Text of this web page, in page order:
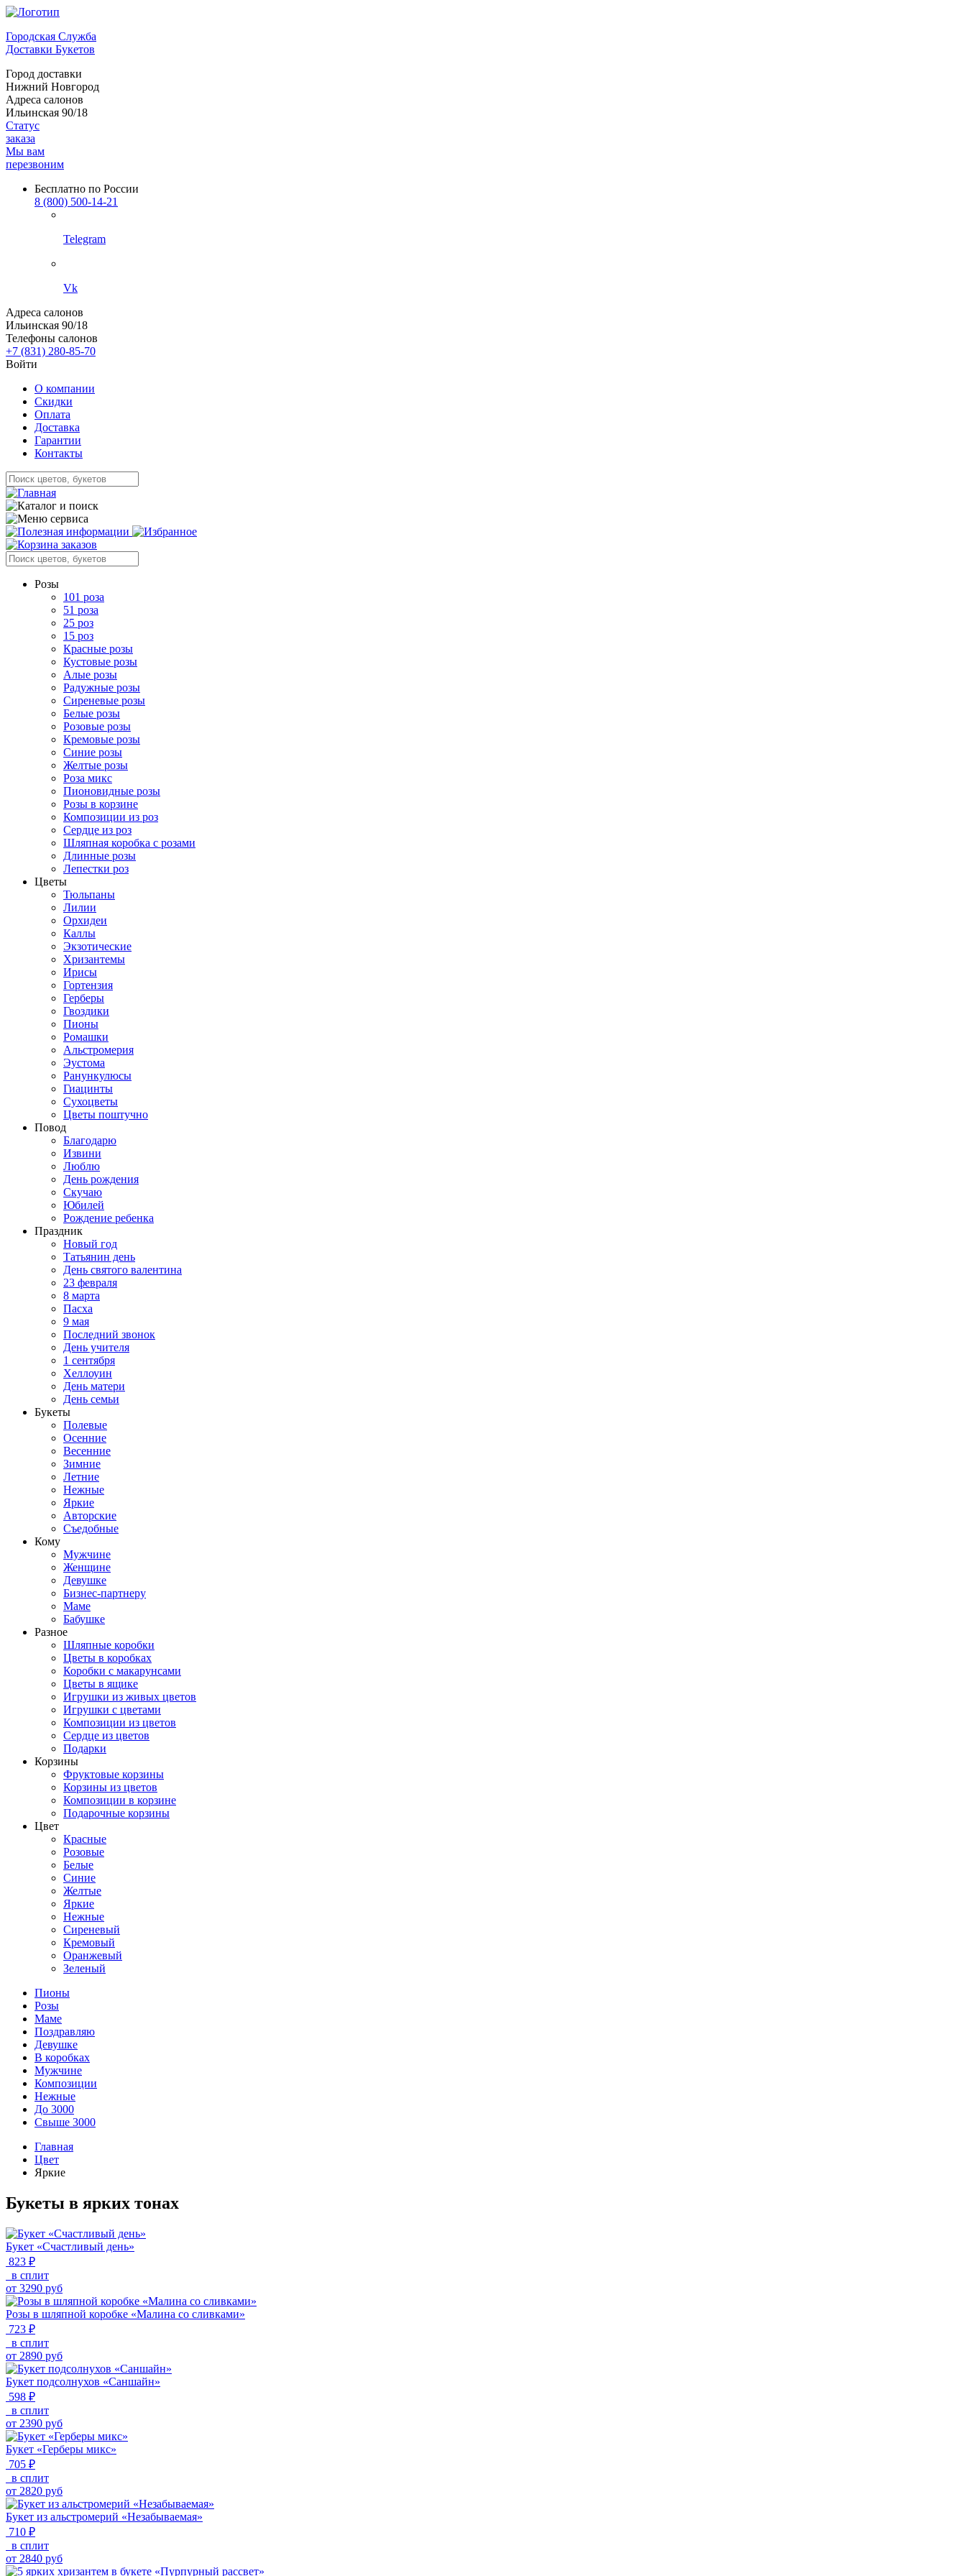
Городская Служба
Доставки Букетов
Город доставки
Нижний Новгород
Адреса салонов
Ильинская 90/18
Статус
заказа
Мы вам
перезвоним
Бесплатно по России
8 (800) 500-14-21
Telegram
Vk
Адреса салонов
Ильинская 90/18
Телефоны салонов
+7 (831) 280-85-70
Войти
О компании
Скидки
Оплата
Доставка
Гарантии
Контакты
Розы
101 роза
51 роза
25 роз
15 роз
Красные розы
Кустовые розы
Алые розы
Радужные розы
Сиреневые розы
Белые розы
Розовые розы
Кремовые розы
Синие розы
Желтые розы
Роза микс
Пионовидные розы
Розы в корзине
Композиции из роз
Сердце из роз
Шляпная коробка с розами
Длинные розы
Лепестки роз
Цветы
Тюльпаны
Лилии
Орхидеи
Каллы
Экзотические
Хризантемы
Ирисы
Гортензия
Герберы
Гвоздики
Пионы
Ромашки
Альстромерия
Эустома
Ранункулюсы
Гиацинты
Сухоцветы
Цветы поштучно
Повод
Благодарю
Извини
Люблю
День рождения
Скучаю
Юбилей
Рождение ребенка
Праздник
Новый год
Татьянин день
День святого валентина
23 февраля
8 марта
Пасха
9 мая
Последний звонок
День учителя
1 сентября
Хеллоуин
День матери
День семьи
Букеты
Полевые
Осенние
Весенние
Зимние
Летние
Нежные
Яркие
Авторские
Съедобные
Кому
Мужчине
Женщине
Девушке
Бизнес-партнеру
Маме
Бабушке
Разное
Шляпные коробки
Цветы в коробках
Коробки с макарунсами
Цветы в ящике
Игрушки из живых цветов
Игрушки с цветами
Композиции из цветов
Сердце из цветов
Подарки
Корзины
Фруктовые корзины
Корзины из цветов
Композиции в корзине
Подарочные корзины
Цвет
Красные
Розовые
Белые
Синие
Желтые
Яркие
Нежные
Сиреневый
Кремовый
Оранжевый
Зеленый
Пионы
Розы
Маме
Поздравляю
Девушке
В коробках
Мужчине
Композиции
Нежные
До 3000
Свыше 3000
Главная
Цвет
Яркие
Букеты в ярких тонах
Букет «Счастливый день»
823 ₽
в сплит
от 3290 руб
Розы в шляпной коробке «Малина со сливками»
723 ₽
в сплит
от 2890 руб
Букет подсолнухов «Саншайн»
598 ₽
в сплит
от 2390 руб
Букет «Герберы микс»
705 ₽
в сплит
от 2820 руб
Букет из альстромерий «Незабываемая»
710 ₽
в сплит
от 2840 руб